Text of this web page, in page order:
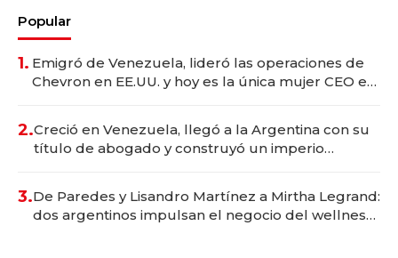
Popular
1. Emigró de Venezuela, lideró las operaciones de
Chevron en EE.UU. y hoy es la única mujer CEO en
2.Creció en Venezuela, llegó a la Argentina con su
título de abogado y construyó un imperio
3.De Paredes y Lisandro Martínez a Mirtha Legrand:
dos argentinos impulsan el negocio del wellness